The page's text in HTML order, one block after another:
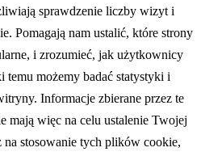
sprawdzenie liczby wizyt i
Pomagają nam ustalić, które strony
i zrozumieć, jak użytkownicy
temu możemy badać statystyki i
Informacje zbierane przez te
mają więc na celu ustalenie Twojej
na stosowanie tych plików cookie,